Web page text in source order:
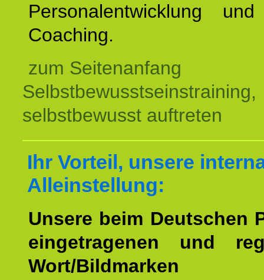
Personalentwicklung
Coaching.
zum Seitenanfang
Selbstbewusstseinstraining,
selbstbewusst auftreten
Ihr Vorteil, unsere
Alleinstellung:
Unsere beim Deutschen
eingetragenen und
Wort/Bildmarken